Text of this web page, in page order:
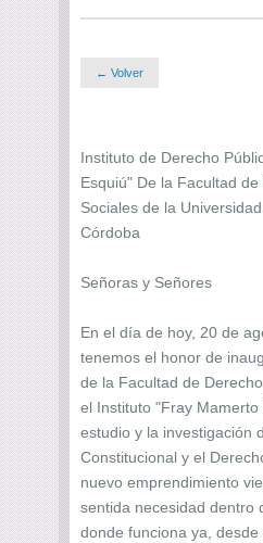
← Volver
Instituto de Derecho
Esquiú" De la Facultad
Sociales de la
Córdoba
Señoras y Señores
En el día de hoy, 20 de
tenemos el honor de
de la Facultad de
el Instituto "Fray
estudio y la investigación
Constitucional y el
nuevo emprendimiento
sentida necesidad dentro
donde funciona ya, desde